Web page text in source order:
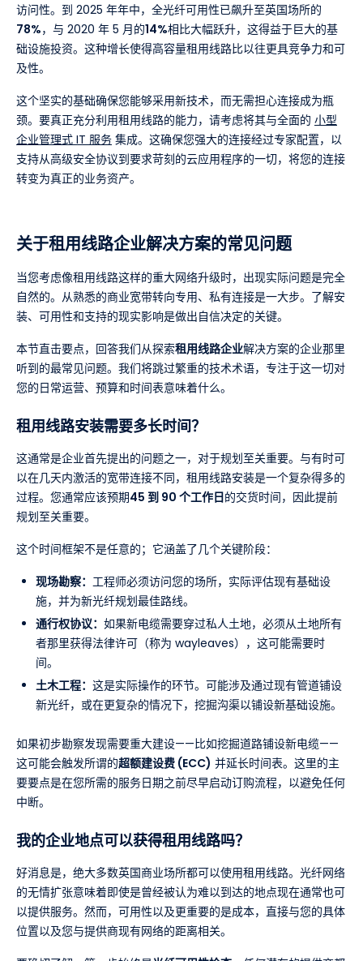
访问性。到 2025 年年中，全光纤可用性已飙升至英国场所的
78%，与 2020 年 5 月的14%相比大幅跃升，这得益于巨大的基
础设施投资。这种增长使得高容量租用线路比以往更具竞争力和可
及性。
这个坚实的基础确保您能够采用新技术，而无需担心连接成为瓶
颈。要真正充分利用租用线路的能力，请考虑将其与全面的 小型
企业管理式 IT 服务 集成。这确保您强大的连接经过专家配置，以
支持从高级安全协议到要求苛刻的云应用程序的一切，将您的连接
转变为真正的业务资产。
关于租用线路企业解决方案的常见问题
当您考虑像租用线路这样的重大网络升级时，出现实际问题是完全
自然的。从熟悉的商业宽带转向专用、私有连接是一大步。了解安
装、可用性和支持的现实影响是做出自信决定的关键。
本节直击要点，回答我们从探索租用线路企业解决方案的企业那里
听到的最常见问题。我们将跳过繁重的技术术语，专注于这一切对
您的日常运营、预算和时间表意味着什么。
租用线路安装需要多长时间？
这通常是企业首先提出的问题之一，对于规划至关重要。与有时可
以在几天内激活的宽带连接不同，租用线路安装是一个复杂得多的
过程。您通常应该预期45 到 90 个工作日的交货时间，因此提前
规划至关重要。
这个时间框架不是任意的；它涵盖了几个关键阶段：
现场勘察： 工程师必须访问您的场所，实际评估现有基础设
施，并为新光纤规划最佳路线。
通行权协议： 如果新电缆需要穿过私人土地，必须从土地所有
者那里获得法律许可（称为 wayleaves），这可能需要时
间。
土木工程： 这是实际操作的环节。可能涉及通过现有管道铺设
新光纤，或在更复杂的情况下，挖掘沟渠以铺设新基础设施。
如果初步勘察发现需要重大建设——比如挖掘道路铺设新电缆——
这可能会触发所谓的超额建设费 (ECC) 并延长时间表。这里的主
要要点是在您所需的服务日期之前尽早启动订购流程，以避免任何
中断。
我的企业地点可以获得租用线路吗？
好消息是，绝大多数英国商业场所都可以使用租用线路。光纤网络
的无情扩张意味着即使是曾经被认为难以到达的地点现在通常也可
以提供服务。然而，可用性以及更重要的是成本，直接与您的具体
位置以及您与提供商现有网络的距离相关。